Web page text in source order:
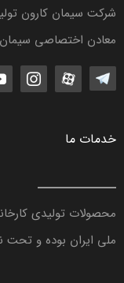
شرکت سیمان کارون
معادن اختصاصی سیمان
خدمات ما
محصولات تولیدی
ملی ایران بوده و تحت